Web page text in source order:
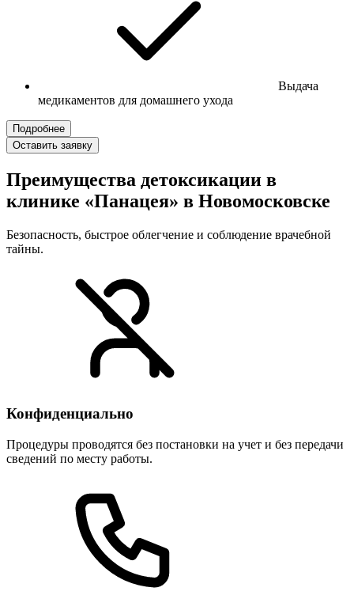
Выдача
медикаментов для домашнего ухода
Подробнее
Оставить заявку
Преимущества детоксикации в
клинике «Панацея» в Новомосковске
Безопасность, быстрое облегчение и соблюдение врачебной
тайны.
Конфиденциально
Процедуры проводятся без постановки на учет и без передачи
сведений по месту работы.